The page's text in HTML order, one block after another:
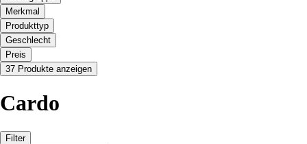
Merkmal
Produkttyp
Geschlecht
Preis
37 Produkte anzeigen
Cardo
Filter